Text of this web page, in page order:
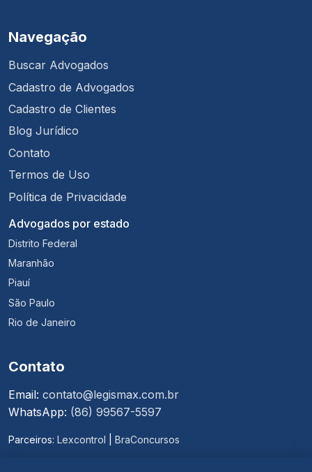
Navegação
Buscar Advogados
Cadastro de Advogados
Cadastro de Clientes
Blog Jurídico
Contato
Termos de Uso
Política de Privacidade
Advogados por estado
Distrito Federal
Maranhão
Piauí
São Paulo
Rio de Janeiro
Contato
Email: contato@legismax.com.br
WhatsApp: (86) 99567-5597
Parceiros: Lexcontrol BraConcursos